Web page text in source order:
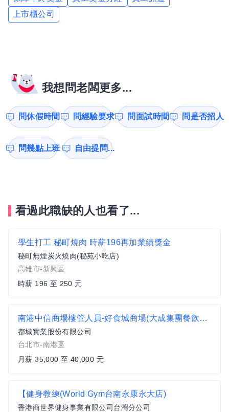
上市櫃公司
我想問老闆更多...
問休假時間 問經驗要求 問面試時間 問是否招人
問幾點上班 自由提問...
看過此職缺的人也看了...
學生打工 秘町燒肉 時薪196再加業績獎金
秘町無煙炭火燒肉(秘苑小吃店)
高雄市-新興區
時薪 196 至 250 元
南港中信商場樓管人員-好食城商場(大成集團餐飲服務群)
都城實業股份有限公司
台北市-南港區
月薪 35,000 至 40,000 元
【健身教練(World Gym台南永康永大店)
香港商世界健身事業有限公司台灣分公司